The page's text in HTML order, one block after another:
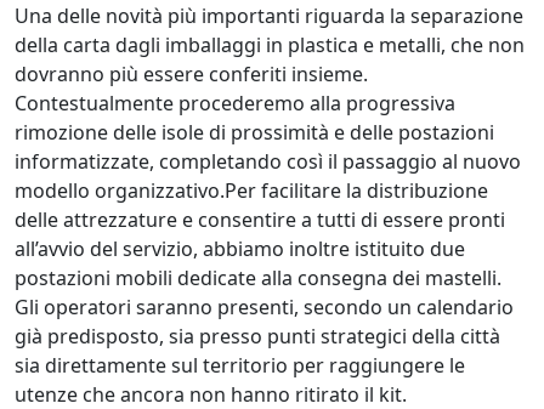
Una delle novità più importanti riguarda la separazione
della carta dagli imballaggi in plastica e metalli, che non
dovranno più essere conferiti insieme.
Contestualmente procederemo alla progressiva
rimozione delle isole di prossimità e delle postazioni
informatizzate, completando così il passaggio al nuovo
modello organizzativo.Per facilitare la distribuzione
delle attrezzature e consentire a tutti di essere pronti
all’avvio del servizio, abbiamo inoltre istituito due
postazioni mobili dedicate alla consegna dei mastelli.
Gli operatori saranno presenti, secondo un calendario
già predisposto, sia presso punti strategici della città
sia direttamente sul territorio per raggiungere le
utenze che ancora non hanno ritirato il kit.